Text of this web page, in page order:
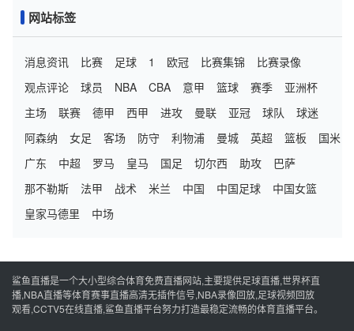
网站标签
消息资讯 比赛 足球 1 欧冠 比赛集锦
比赛录像
观点评论
球员 NBA CBA 意甲 篮球 赛季
亚洲杯
主场
联赛 德甲 西甲 进攻 曼联 亚冠 球队
球迷
阿森纳
女足 客场 防守 利物浦 曼城 英超 篮板
国米
广东
中超 罗马 皇马 国足 切尔西 助攻
巴萨
那不勒斯
法甲 战术 米兰 中国 中国足球
中国女篮
皇家马德里
中场
鲨鱼直播是一个大小型综合体育免费直播网站,主要提供足球直播,世界杯直
播,NBA直播等体育赛事直播高清无插件信号,NBA录像回放,足球视频回放
观看,CCTV5在线直播,鲨鱼直播平台努力打造最稳定流畅的体育直播平台。